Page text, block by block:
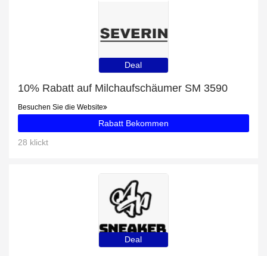
Deal
10% Rabatt auf Milchaufschäumer SM 3590
Besuchen Sie die Website
Rabatt Bekommen
28 klickt
Deal